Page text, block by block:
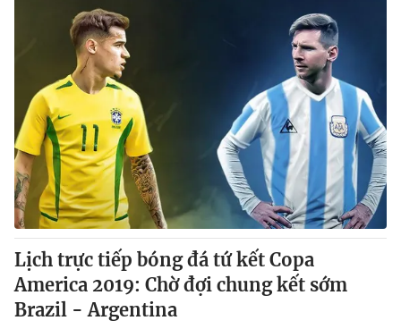
Thế giới
Tin tức
Thế giới đó đây
Câu chuyện quốc tế
Kinh tế
Tài chính
Thị trường
Góc doanh nghiệp
Dữ liệu và đời sống
Truyền hình
Phim VTV
Hậu trường
Giải trí
Lịch trực tiếp bóng đá tứ kết Copa
America 2019: Chờ đợi chung kết sớm
Brazil - Argentina